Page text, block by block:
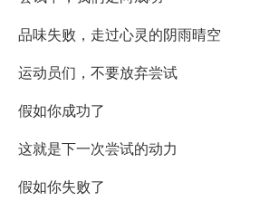
品味失败，走过心灵的阴雨晴空
运动员们，不要放弃尝试
假如你成功了
这就是下一次尝试的动力
假如你失败了